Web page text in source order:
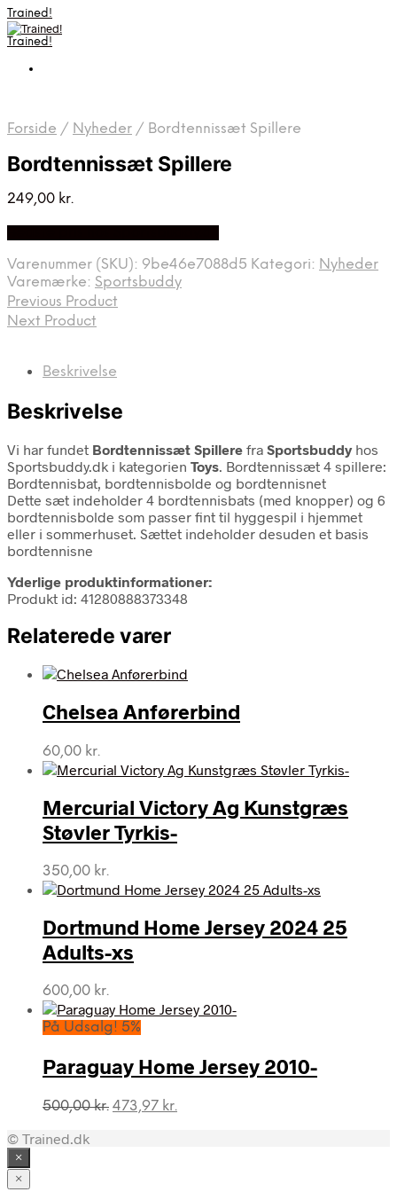
Trained!
Trained!
Forside / Nyheder / Bordtennissæt Spillere
Bordtennissæt Spillere
249,00 kr.
Varenummer (SKU): 9be46e7088d5 Kategori: Nyheder
Varemærke: Sportsbuddy
Previous Product
Next Product
Beskrivelse
Beskrivelse
Vi har fundet Bordtennissæt Spillere fra Sportsbuddyhos
Sportsbuddy.dk i kategorien Toys. Bordtennissæt 4 spillere:
Bordtennisbat, bordtennisbolde og bordtennisnet
Dette sæt indeholder 4 bordtennisbats (med knopper) og 6
bordtennisbolde som passer fint til hyggespil i hjemmet
eller i sommerhuset. Sættet indeholder desuden et basis
bordtennisne
Yderlige produktinformationer:
Produkt id: 41280888373348
Relaterede varer
Chelsea Anførerbind
60,00 kr.
Mercurial Victory Ag Kunstgræs
Støvler Tyrkis-
350,00 kr.
Dortmund Home Jersey 2024 25
Adults-xs
600,00 kr.
På Udsalg! 5%
Paraguay Home Jersey 2010-
500,00kr. Den
473,97 kr.
© Trained.dk
×
×